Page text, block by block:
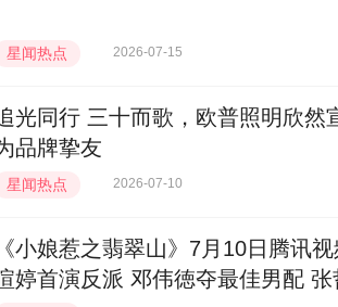
星闻热点 2026-07-15
光同行 三十而歌，欧普照明欣然
品牌挚友
星闻热点 2026-07-10
《小娘惹之翡翠山》7月10日腾讯
婷首演反派 邓伟徳夺最佳男配 张